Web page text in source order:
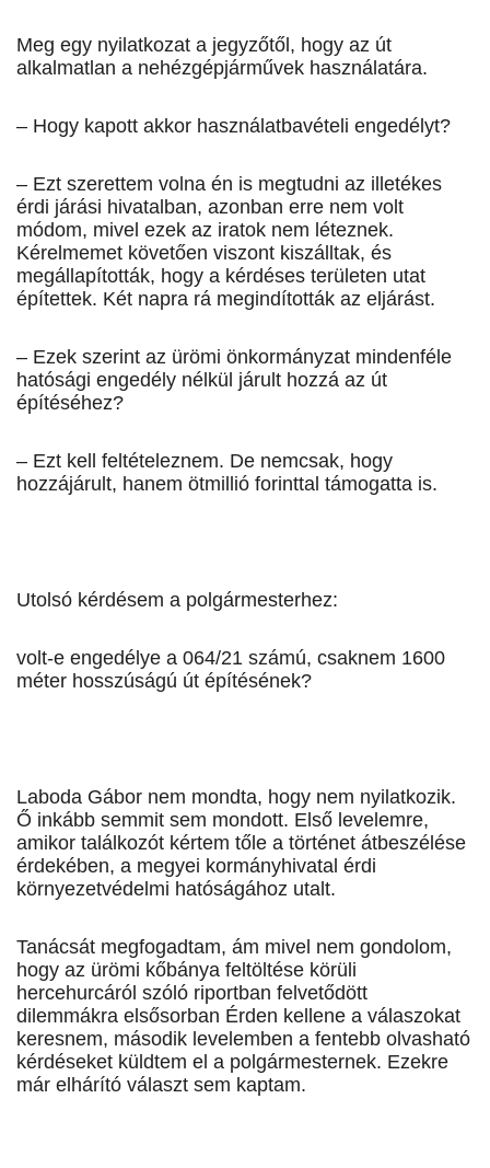
Meg egy nyilatkozat a jegyzőtől, hogy az út
alkalmatlan a nehézgépjárművek használatára.
– Hogy kapott akkor használatbavételi engedélyt?
– Ezt szerettem volna én is megtudni az illetékes
érdi járási hivatalban, azonban erre nem volt
módom, mivel ezek az iratok nem léteznek.
Kérelmemet követően viszont kiszálltak, és
megállapították, hogy a kérdéses területen utat
építettek. Két napra rá megindították az eljárást.
– Ezek szerint az ürömi önkormányzat mindenféle
hatósági engedély nélkül járult hozzá az út
építéséhez?
– Ezt kell feltételeznem. De nemcsak, hogy
hozzájárult, hanem ötmillió forinttal támogatta is.
Utolsó kérdésem a polgármesterhez:
volt-e engedélye a 064/21 számú, csaknem 1600
méter hosszúságú út építésének?
Laboda Gábor nem mondta, hogy nem nyilatkozik.
Ő inkább semmit sem mondott. Első levelemre,
amikor találkozót kértem tőle a történet átbeszélése
érdekében, a megyei kormányhivatal érdi
környezetvédelmi hatóságához utalt.
Tanácsát megfogadtam, ám mivel nem gondolom,
hogy az ürömi kőbánya feltöltése körüli
hercehurcáról szóló riportban felvetődött
dilemmákra elsősorban Érden kellene a válaszokat
keresnem, második levelemben a fentebb olvasható
kérdéseket küldtem el a polgármesternek. Ezekre
már elhárító választ sem kaptam.